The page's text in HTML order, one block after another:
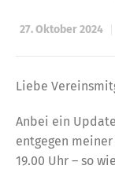
27. Oktober 2024
Liebe
Anbei ein
entgegen
19.00 Uhr – so